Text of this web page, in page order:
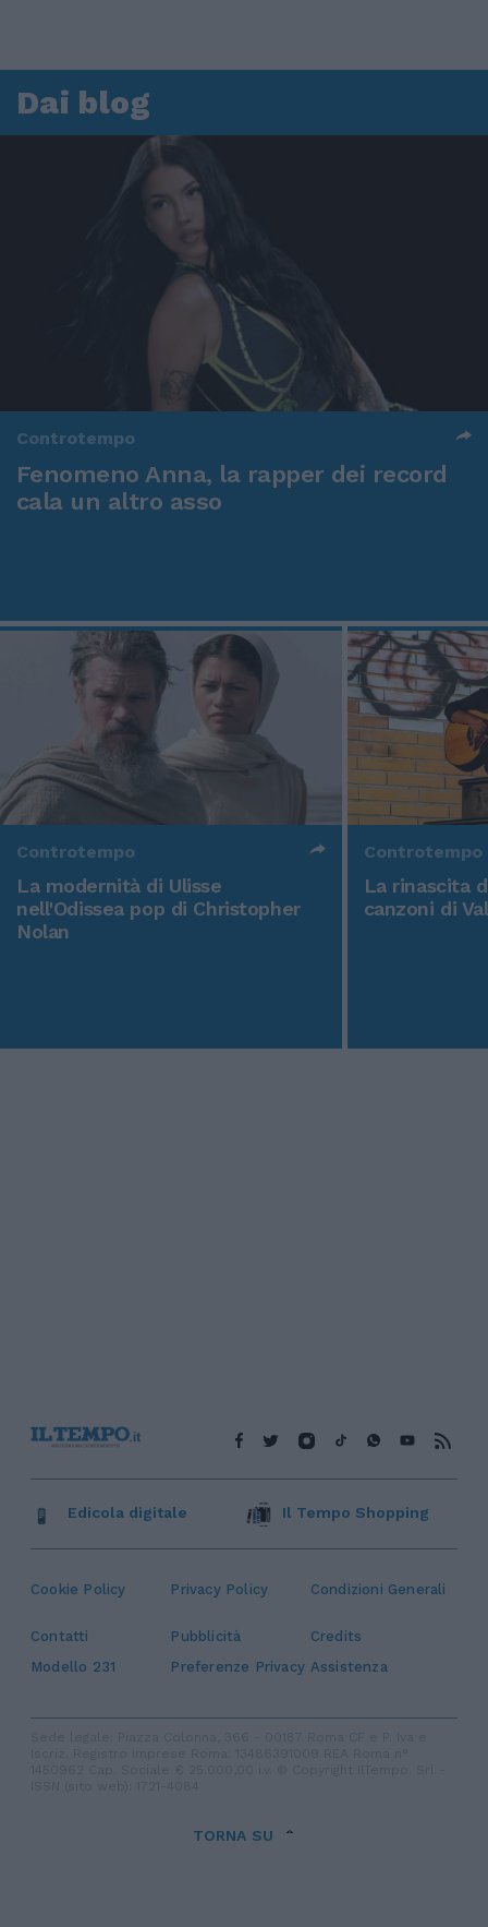
Dai blog
Controtempo
Fenomeno Anna, la rapper dei record
cala un altro asso
Controtempo
La modernità di Ulisse
nell'Odissea pop di Christopher
Nolan
Controtempo
La rinascita
canzoni di
Cookie Policy Privacy Policy Condizioni Generali
Contatti Pubblicità
Credits
Modello 231
Preferenze Privacy Assistenza
Edicola digitale Il Tempo Shopping
TORNA SU